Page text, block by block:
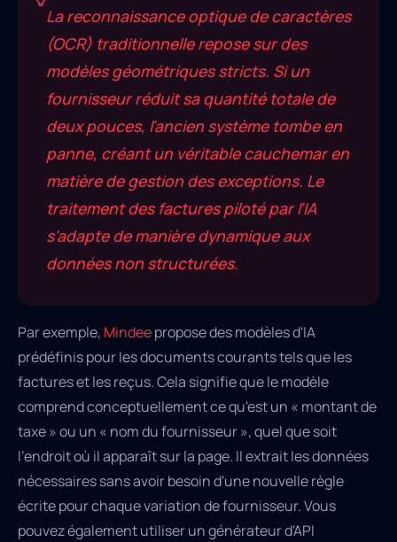
La reconnaissance optique de caractères
(OCR) traditionnelle repose sur des
modèles géométriques stricts. Si un
fournisseur réduit sa quantité totale de
deux pouces, l'ancien système tombe en
panne, créant un véritable cauchemar en
matière de gestion des exceptions. Le
traitement des factures piloté par l'IA
s'adapte de manière dynamique aux
données non structurées.
Par exemple, Mindeepropose des modèles d'IA
prédéfinis pour les documents courants tels que les
factures et les reçus. Cela signifie que le modèle
comprend conceptuellement ce qu'est un « montant de
taxe » ou un « nom du fournisseur », quel que soit
l'endroit où il apparaît sur la page. Il extrait les données
nécessaires sans avoir besoin d'une nouvelle règle
écrite pour chaque variation de fournisseur. Vous
pouvez également utiliser un générateur d'API